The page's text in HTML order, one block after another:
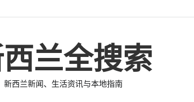
兰全搜索
新西兰新闻、生活资讯与本地指南